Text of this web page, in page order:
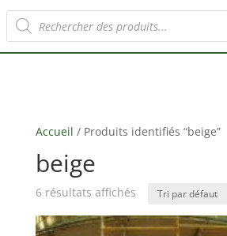
Recherche
de
produits
Accueil / Produits identifiés “beige”
beige
6 résultats affichés